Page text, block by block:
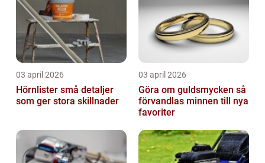
03 april 2026
Hörnlister små detaljer
som ger stora skillnader
03 april 2026
Göra om guldsmycken så
förvandlas minnen till nya
favoriter